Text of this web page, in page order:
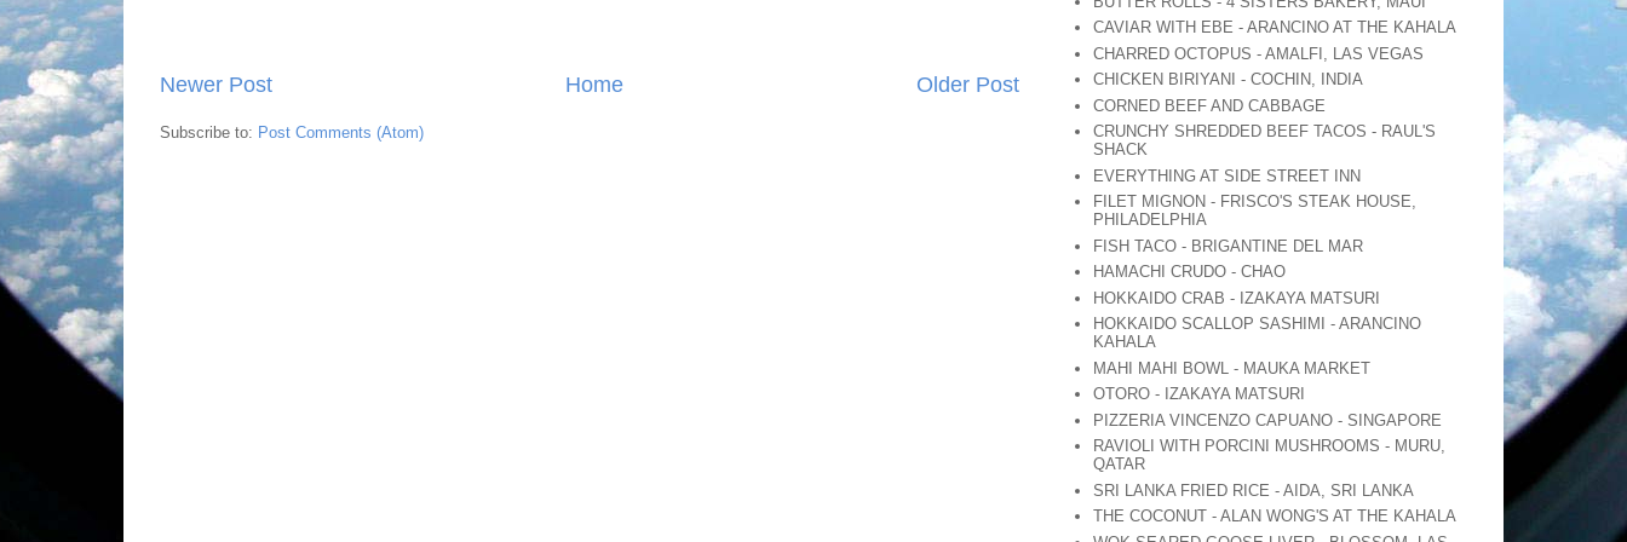
Newer Post Older Post
Home
Subscribe to: Post Comments (Atom)
CAVIAR WITH EBE - ARANCINO AT THE KAHALA
CHARRED OCTOPUS - AMALFI, LAS VEGAS
CHICKEN BIRIYANI - COCHIN, INDIA
CORNED BEEF AND CABBAGE
CRUNCHY SHREDDED BEEF TACOS - RAUL'S
SHACK
EVERYTHING AT SIDE STREET INN
FILET MIGNON - FRISCO'S STEAK HOUSE,
PHILADELPHIA
FISH TACO - BRIGANTINE DEL MAR
HAMACHI CRUDO - CHAO
HOKKAIDO CRAB - IZAKAYA MATSURI
HOKKAIDO SCALLOP SASHIMI - ARANCINO
KAHALA
MAHI MAHI BOWL - MAUKA MARKET
OTORO - IZAKAYA MATSURI
PIZZERIA VINCENZO CAPUANO - SINGAPORE
RAVIOLI WITH PORCINI MUSHROOMS - MURU,
QATAR
SRI LANKA FRIED RICE - AIDA, SRI LANKA
THE COCONUT - ALAN WONG'S AT THE KAHALA